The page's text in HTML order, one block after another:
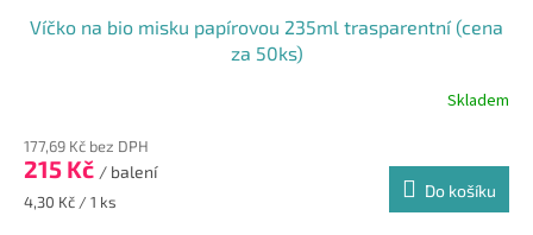
Víčko na bio misku papírovou 235ml trasparentní (cena
za 50ks)
Skladem
177,69 Kč bez DPH
215 Kč / balení
Měrná
4,30 Kč / 1 ks
Do košíku